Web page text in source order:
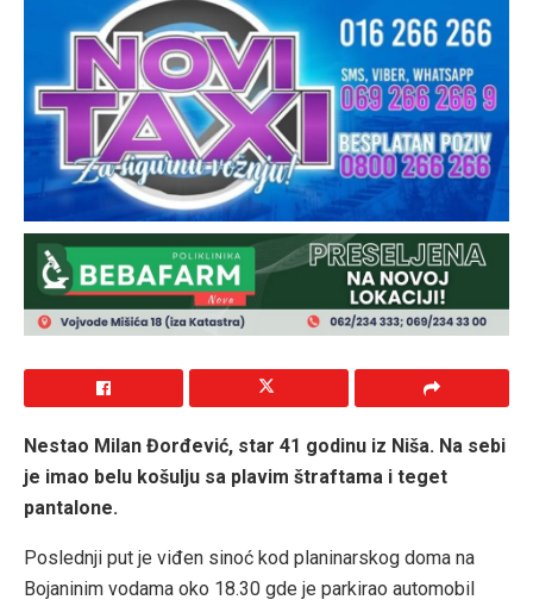
Nestao Milan Đorđević, star 41 godinu iz Niša. Na sebi
je imao belu košulju sa plavim štraftama i teget
pantalone.
Poslednji put je viđen sinoć kod planinarskog doma na
Bojaninim vodama oko 18.30 gde je parkirao automobil